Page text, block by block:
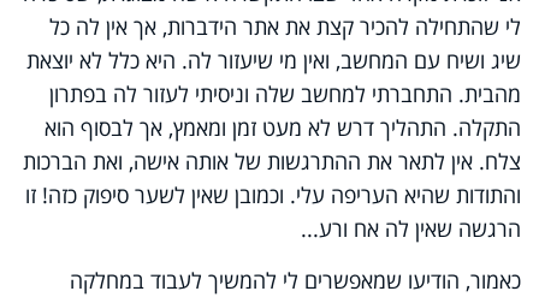
לי שהתחילה להכיר קצת את אתר הידברות, אך אין לה כל
שיג ושיח עם המחשב, ואין מי שיעזור לה. היא כלל לא יוצאת
מהבית. התחברתי למחשב שלה וניסיתי לעזור לה בפתרון
התקלה. התהליך דרש לא מעט זמן ומאמץ, אך לבסוף הוא
צלח. אין לתאר את ההתרגשות של אותה אישה, ואת הברכות
והתודות שהיא העריפה עלי. וכמובן שאין לשער סיפוק כזה! זו
הרגשה שאין לה אח ורע...
כאמור, הודיעו שמאפשרים לי להמשיך לעבוד במחלקה